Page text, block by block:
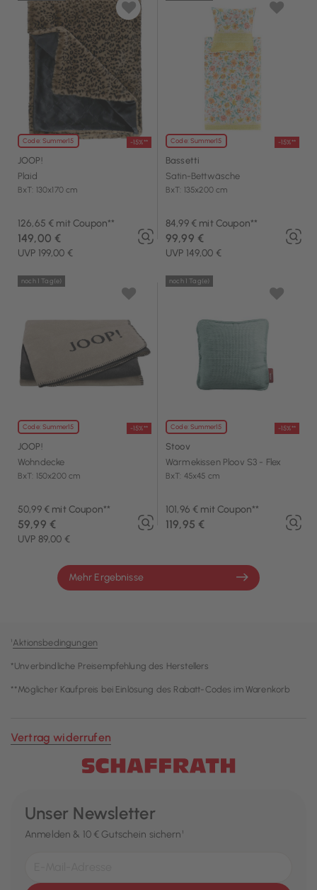
Code: Summer15 -15%**
JOOP!
Plaid
BxT: 130x170 cm
126,65 € mit Coupon**
UVP 199,00 €
149,00 €
Code: Summer15 -15%**
Bassetti
Satin-Bettwäsche
BxT: 135x200 cm
84,99 € mit Coupon**
UVP 149,00 €
99,99 €
Code: Summer15 -15%**
noch 1 Tag(e)
JOOP!
Wohndecke
BxT: 150x200 cm
50,99 € mit Coupon**
UVP 89,00 €
59,99 €
Code: Summer15 -15%**
noch 1 Tag(e)
Stoov
Wärmekissen Ploov S3 - Flex
BxT: 45x45 cm
101,96 € mit Coupon**
119,95 €
Mehr Ergebnisse
¹Aktionsbedingungen
*Unverbindliche Preisempfehlung des Herstellers
**Möglicher Kaufpreis bei Einlösung des Rabatt-Codes im Warenkorb
Vertrag widerrufen
Unser Newsletter
Anmelden & 10 € Gutschein sichern¹